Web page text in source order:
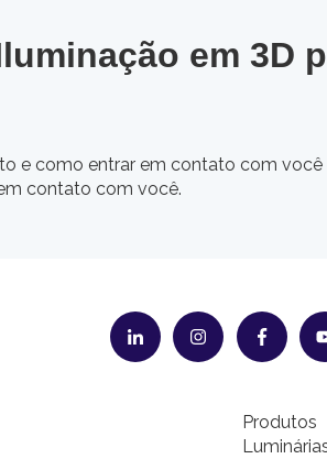
em 3D
e como entrar em contato com você
contato com você.
Produtos